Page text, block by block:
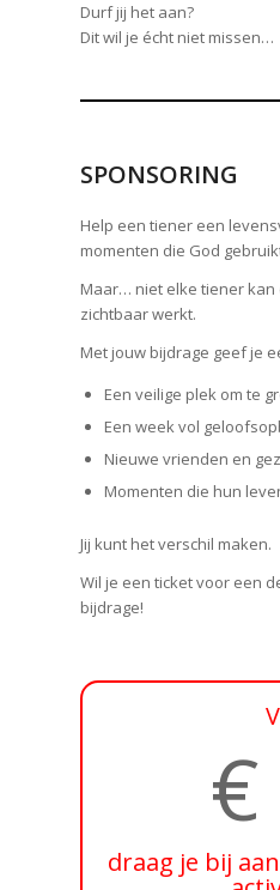
Durf jij het aan?
Dit wil je écht niet missen…
SPONSORING
Help een tiener een
momenten die God
Maar… niet elke tiener kan
zichtbaar werkt.
Met jouw bijdrage geef je
Een veilige plek om te
Een week vol
Nieuwe vrienden en
Momenten die hun
Jij kunt het verschil maken.
Wil je een ticket voor een
bijdrage!
draag je bij